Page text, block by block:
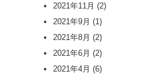
2021年11月 (2)
2021年9月 (1)
2021年8月 (2)
2021年6月 (2)
2021年4月 (6)